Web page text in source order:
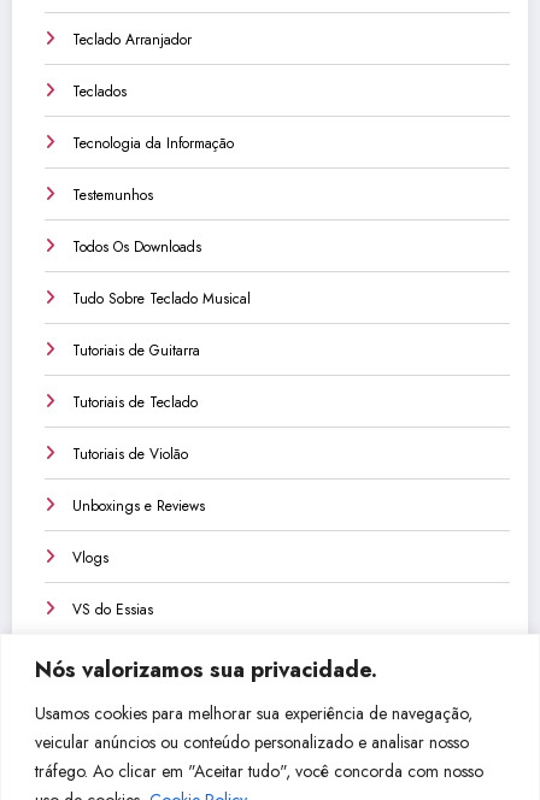
Nós valorizamos sua privacidade.
Usamos cookies para melhorar sua experiência de navegação,
veicular anúncios ou conteúdo personalizado e analisar nosso
tráfego. Ao clicar em "Aceitar tudo", você concorda com nosso
Teclado Arranjador
Teclados
Tecnologia da Informação
Testemunhos
Todos Os Downloads
Tudo Sobre Teclado Musical
Tutoriais de Guitarra
Tutoriais de Teclado
Tutoriais de Violão
Unboxings e Reviews
Vlogs
VS do Essias
Não perca isso!